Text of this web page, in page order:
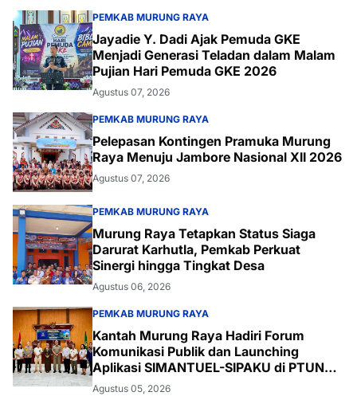
PEMKAB MURUNG RAYA
Jayadie Y. Dadi Ajak Pemuda GKE
Menjadi Generasi Teladan dalam Malam
Pujian Hari Pemuda GKE 2026
Agustus 07, 2026
PEMKAB MURUNG RAYA
Pelepasan Kontingen Pramuka Murung
Raya Menuju Jambore Nasional XII 2026
Agustus 07, 2026
PEMKAB MURUNG RAYA
Murung Raya Tetapkan Status Siaga
Darurat Karhutla, Pemkab Perkuat
Sinergi hingga Tingkat Desa
Agustus 06, 2026
PEMKAB MURUNG RAYA
Kantah Murung Raya Hadiri Forum
Komunikasi Publik dan Launching
Aplikasi SIMANTUEL-SIPAKU di PTUN
Palangka Raya
Agustus 05, 2026